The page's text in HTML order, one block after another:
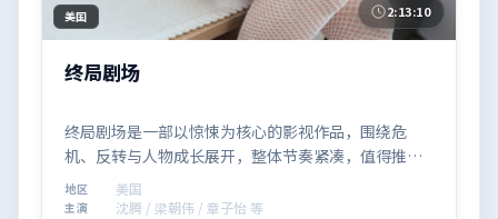
美国 2:13:10
终局剧场
终局剧场是一部以惊悚为核心的影视作品，围绕危
机、反转与人物成长展开，整体节奏紧凑，值得推荐
观看。
地区 美国
主演
沈腾 / 梁朝伟 / 章子怡 等